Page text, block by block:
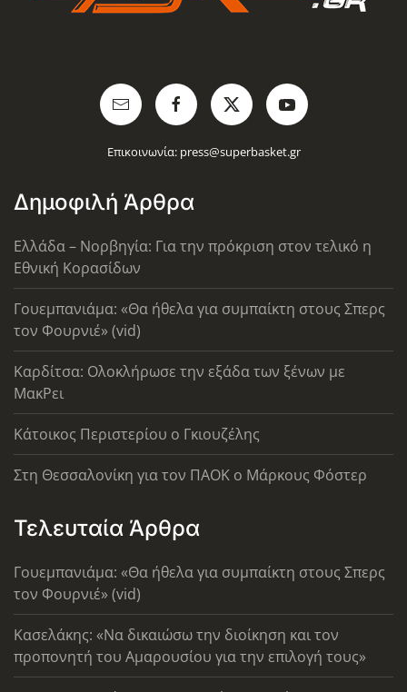
Επικοινωνία: press@superbasket.gr
Δημοφιλή Άρθρα
Ελλάδα – Νορβηγία: Για την πρόκριση στον τελικό η
Εθνική Κορασίδων
Γουεμπανιάμα: «Θα ήθελα για συμπαίκτη στους Σπερς
τον Φουρνιέ» (vid)
Καρδίτσα: Ολοκλήρωσε την εξάδα των ξένων με
ΜακΡει
Κάτοικος Περιστερίου ο Γκιουζέλης
Στη Θεσσαλονίκη για τον ΠΑΟΚ ο Μάρκους Φόστερ
Τελευταία Άρθρα
Γουεμπανιάμα: «Θα ήθελα για συμπαίκτη στους Σπερς
τον Φουρνιέ» (vid)
Κασελάκης: «Να δικαιώσω την διοίκηση και τον
προπονητή του Αμαρουσίου για την επιλογή τους»